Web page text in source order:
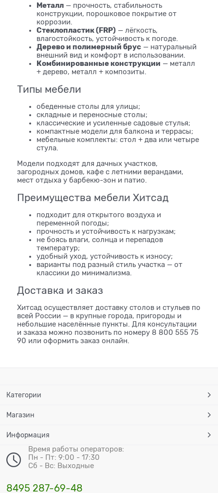
Металл— прочность, стабильность
конструкции, порошковое покрытие от
коррозии.
Стеклопластик (FRP)— лёгкость,
влагостойкость, устойчивость к погоде.
Дерево и полимерный брус— натуральный
внешний вид и комфорт в использовании.
Комбинированные конструкции — металл
+ дерево, металл + композиты.
Типы мебели
обеденные столы для улицы;
складные и переносные столы;
классические и усиленные садовые стулья;
компактные модели для балкона и террасы;
мебельные комплекты: стол + два или четыре
стула.
Модели подходят для дачных участков,
загородных домов, кафе с летними верандами,
мест отдыха у барбекю-зон и патио.
Преимущества мебели Хитсад
подходит для открытого воздуха и
переменной погоды;
прочность и устойчивость к нагрузкам;
не боясь влаги, солнца и перепадов
температур;
удобный уход, устойчивость к износу;
варианты под разный стиль участка — от
классики до минимализма.
Доставка и заказ
Хитсад осуществляет доставку столов и стульев по
всей России — в крупные города, пригороды и
небольшие населённые пункты. Для консультации
и заказа можно позвонить по номеру 8 800 555 75
90 или оформить заказ онлайн.
Категории
Магазин
Информация
Время работы операторов:
Пн - Пт: 9:00 - 17:30
Сб - Вс: Выходные
8495 287-69-48